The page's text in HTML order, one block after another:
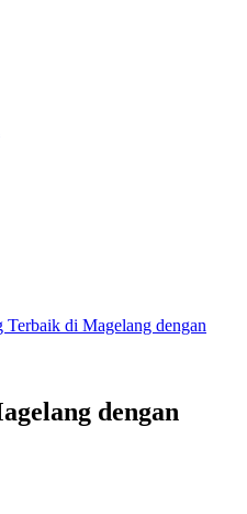
Terbaik di Magelang dengan
dengan